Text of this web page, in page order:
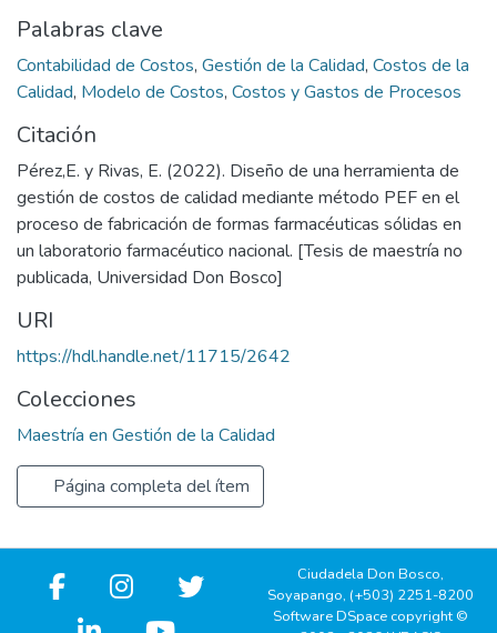
Palabras clave
Contabilidad de Costos, Gestión de la Calidad, Costos de la
Calidad, Modelo de Costos, Costos y Gastos de Procesos
Citación
Pérez,E. y Rivas, E. (2022). Diseño de una herramienta de
gestión de costos de calidad mediante método PEF en el
proceso de fabricación de formas farmacéuticas sólidas en
un laboratorio farmacéutico nacional. [Tesis de maestría no
publicada, Universidad Don Bosco]
URI
https://hdl.handle.net/11715/2642
Colecciones
Maestría en Gestión de la Calidad
Página completa del ítem
Ciudadela Don Bosco,
Soyapango, (+503) 2251-8200
Software DSpace copyright ©